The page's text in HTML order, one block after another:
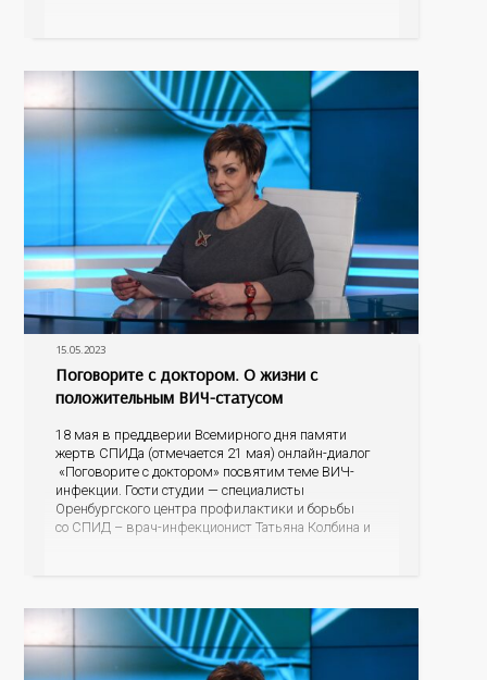
сигаретный фильтр их задержать?
15.05.2023
Поговорите с доктором. О жизни с
положительным ВИЧ-статусом
18 мая в преддверии Всемирного дня памяти
жертв СПИДа (отмечается 21 мая) онлайн-диалог
«Поговорите с доктором» посвятим теме ВИЧ-
инфекции. Гости студии — специалисты
Оренбургского центра профилактики и борьбы
со СПИД – врач-инфекционист Татьяна Колбина и
бесплатную помощь; как обезопасить своих